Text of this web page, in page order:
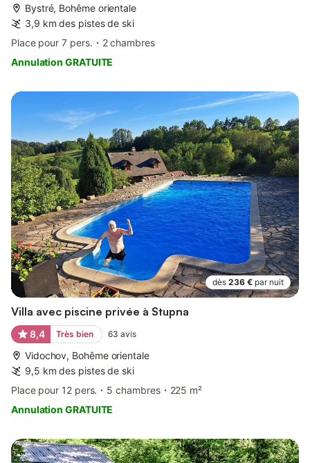
Bystré, Bohême orientale
3,9 km des pistes de ski
Place pour 7 pers.
2 chambres
Annulation GRATUITE
dès 236 € par nuit
Villa avec piscine privée à Stupna
8,4 Très bien 63 avis
Vidochov, Bohême orientale
9,5 km des pistes de ski
Place pour 12 pers.
5 chambres
225 m²
Annulation GRATUITE